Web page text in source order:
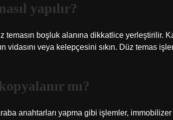
yapılır?
temasın boşluk alanına dikkatlice yerleştirilir.
vidasını veya kelepçesini sıkın. Düz temas
mı?
anahtarları yapma gibi işlemler, immobilizer